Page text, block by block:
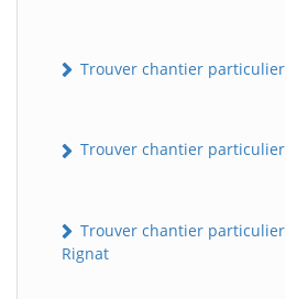
Trouver chantier
Trouver chantier particulier
Trouver chantier
Rignat